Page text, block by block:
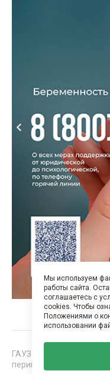
ГАУЗ "Нижнекамская
перинатальным
Мы используем
работы сайта.
соглашаетесь с
cookies. Чтобы
Положениями о
использовании